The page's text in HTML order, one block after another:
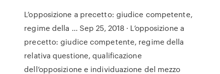
L’opposizione a precetto: giudice competente,
regime della ... Sep 25, 2018 · L’opposizione a
precetto: giudice competente, regime della
relativa questione, qualificazione
dell’opposizione e individuazione del mezzo